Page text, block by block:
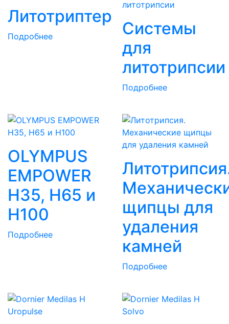
Литотриптер
Подробнее
Системы
для
литотрипсии
Подробнее
OLYMPUS
EMPOWER
H35, H65 и
H100
Подробнее
щипцы для
удаления
камней
Подробнее